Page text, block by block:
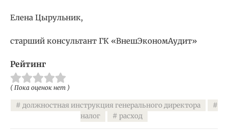
Елена Цырульник,
старший консультант ГК «ВнешЭкономАудит»
Рейтинг
( Пока оценок нет )
должностная инструкция генерального директора
налог
расход